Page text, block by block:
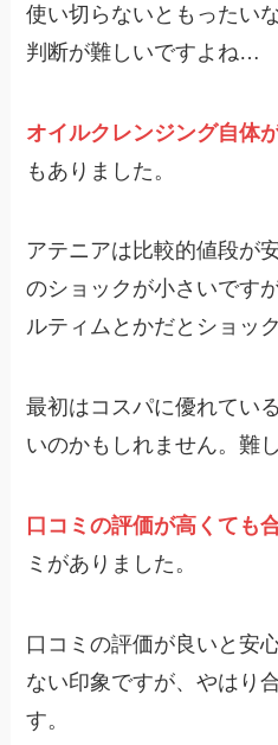
使い切らないともったい
判断が難しいですよね…
オイルクレンジング自体
もありました。
アテニアは比較的値段が
のショックが小さいです
ルティムとかだとショッ
最初はコスパに優れてい
いのかもしれません。難
口コミの評価が高くても
ミがありました。
口コミの評価が良いと安
ない印象ですが、やはり
す。